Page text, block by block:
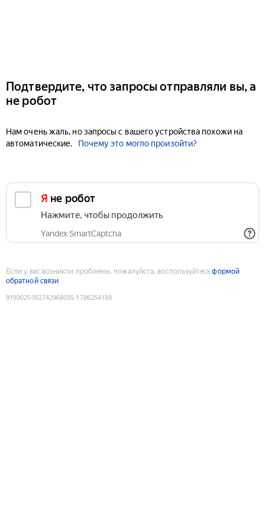
Подтвердите, что запросы отправляли вы, а
не робот
Нам очень жаль, но запросы с вашего устройства похожи на
автоматические.
Почему это могло произойти?
Я не робот
Нажмите, чтобы продолжить
Yandex SmartCaptcha
Если у вас возникли проблемы, пожалуйста, воспользуйтесьформой
обратной связи
9193025052742968035:1786254189